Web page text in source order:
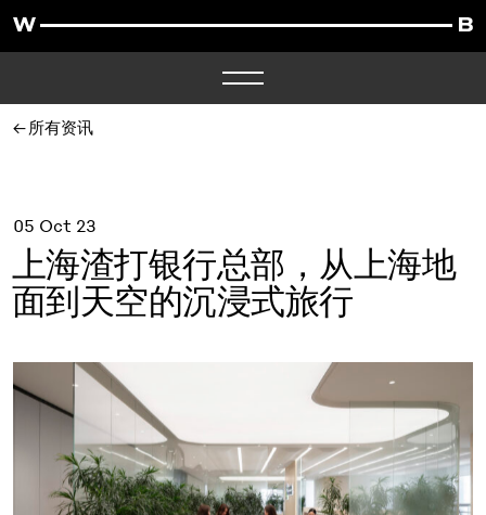
所有资讯
05 Oct 23
上海渣打银行总部，从上海地
面到天空的沉浸式旅行